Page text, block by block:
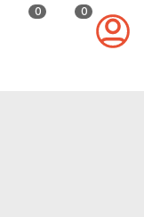
0 0